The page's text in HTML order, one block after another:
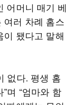
어머니 매기 베
여러 차례 홈스
됐다고 말해
없다. 평생 홈
며 “엄마와 함